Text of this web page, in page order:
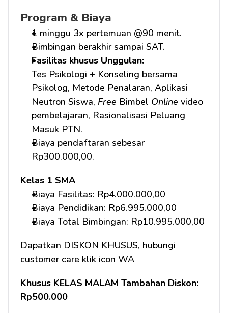
Program & Biaya
1 minggu 3x pertemuan @90 menit.
Bimbingan berakhir sampai SAT.
Fasilitas khusus Unggulan:
Tes Psikologi + Konseling bersama
Psikolog, Metode Penalaran, Aplikasi
Neutron Siswa, Free Bimbel Online video
pembelajaran, Rasionalisasi Peluang
Masuk PTN.
Biaya pendaftaran sebesar
Rp300.000,00.
Kelas 1 SMA
Biaya Fasilitas: Rp4.000.000,00
Biaya Pendidikan: Rp6.995.000,00
Biaya Total Bimbingan: Rp10.995.000,00
Dapatkan DISKON KHUSUS, hubungi
customer care klik icon WA
Khusus KELAS MALAM Tambahan Diskon:
Rp500.000